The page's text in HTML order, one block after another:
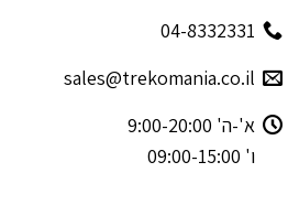
04-8332331
sales@trekomania.co.il
א'-ה' 9:00-20:00
ו' 09:00-15:00